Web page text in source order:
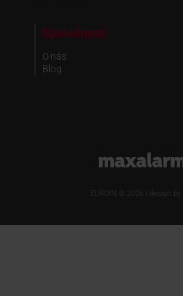
Spoločnosť
O nás
Blog
www.maxalarm.sk
EUROIN © 2026 | design by